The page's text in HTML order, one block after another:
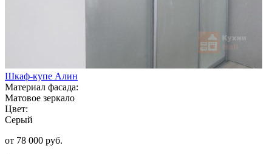
Шкаф-купе Алин
Материал фасада:
Матовое зеркало
Цвет:
Серый
от 78 000 руб.